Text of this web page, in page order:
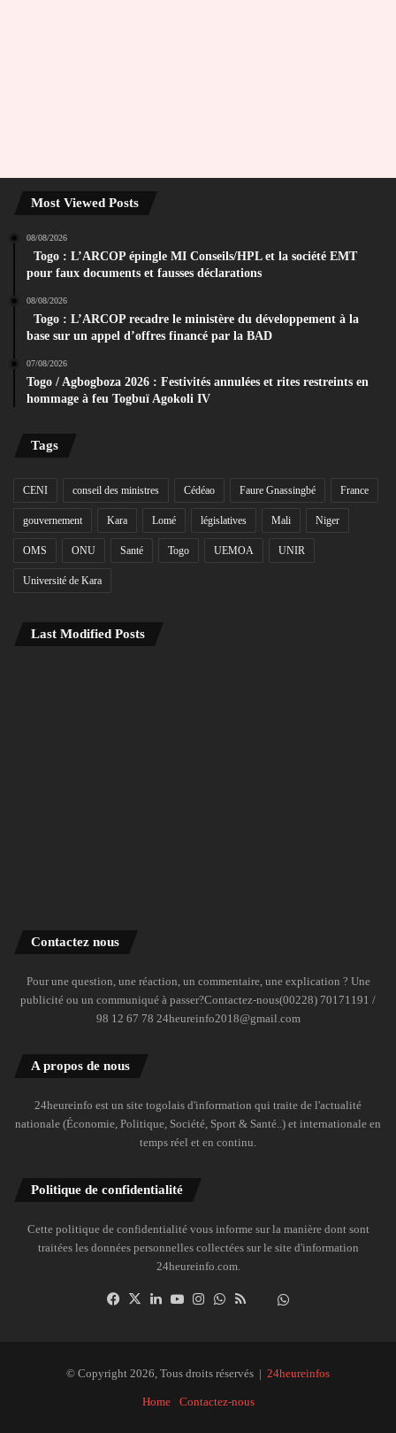
Most Viewed Posts
08/08/2026
Togo : L’ARCOP épingle MI Conseils/HPL et la société EMT
pour faux documents et fausses déclarations
08/08/2026
Togo : L’ARCOP recadre le ministère du développement à la
base sur un appel d’offres financé par la BAD
07/08/2026
Togo / Agbogboza 2026 : Festivités annulées et rites restreints en
hommage à feu Togbuï Agokoli IV
Tags
CENI conseil des ministres Cédéao Faure Gnassingbé France
gouvernement Kara Lomé législatives Mali Niger
OMS ONU Santé Togo UEMOA UNIR
Université de Kara
Last Modified Posts
Contactez nous
Pour une question, une réaction, un commentaire, une explication ? Une
publicité ou un communiqué à passer?Contactez-nous(00228) 70171191 /
98 12 67 78 24heureinfo2018@gmail.com
A propos de nous
24heureinfo est un site togolais d'information qui traite de l'actualité
nationale (Économie, Politique, Société, Sport & Santé..) et internationale en
temps réel et en continu.
Politique de confidentialité
Cette politique de confidentialité vous informe sur la manière dont sont
traitées les données personnelles collectées sur le site d'information
24heureinfo.com.
Facebook
X LinkedinYouTubeInstagramWhatsAppDailymotion
© Copyright 2026, Tous droits réservés | 24heureinfos
Home Contactez-nous